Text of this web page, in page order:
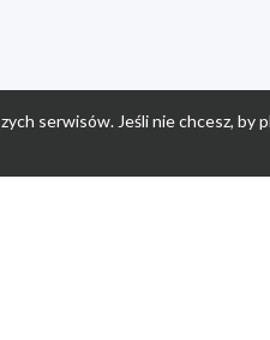
serwisów. Jeśli nie chcesz,